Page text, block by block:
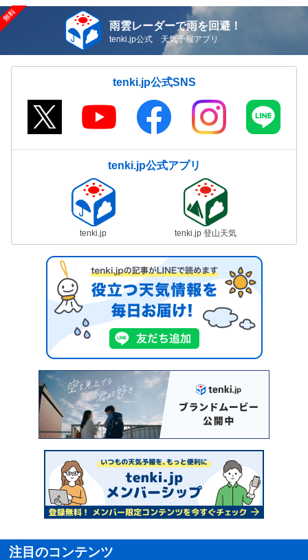
雨雲レーダーで雨を回避！
tenki.jp公式 天気予報アプリ
tenki.jp公式SNS
tenki.jp公式アプリ
tenki.jp tenki.jp 登山天気
注目のコンテンツ